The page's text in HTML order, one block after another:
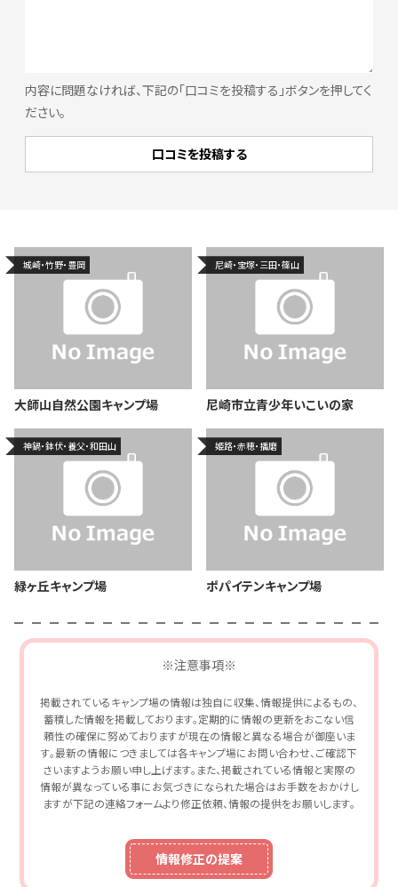
内容に問題なければ、下記の「口コミを投稿する」ボタンを押してく
ださい。
城崎・竹野・豊岡
大師山自然公園キャンプ場
尼崎・宝塚・三田・篠山
尼崎市立青少年いこいの家
神鍋・鉢伏・養父・和田山
緑ヶ丘キャンプ場
姫路・赤穂・播磨
ポパイテンキャンプ場
※注意事項※
掲載されているキャンプ場の情報は独自に収集、情報提供によるもの、
蓄積した情報を掲載しております。定期的に情報の更新をおこない信
頼性の確保に努めておりますが現在の情報と異なる場合が御座いま
す。最新の情報につきましては各キャンプ場にお問い合わせ、ご確認下
さいますようお願い申し上げます。また、掲載されている情報と実際の
情報が異なっている事にお気づきになられた場合はお手数をおかけし
ますが下記の連絡フォームより修正依頼、情報の提供をお願いします。
情報修正の提案